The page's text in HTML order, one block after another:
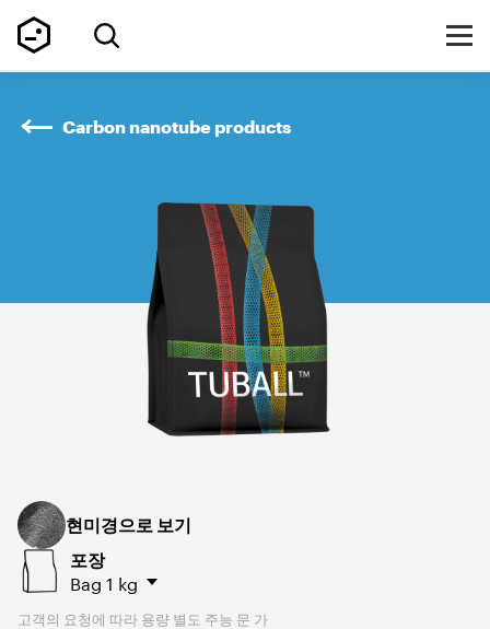
Carbon nanotube products
포장
Bag 1 kg
고객의 요청에 따라 용량 별도 주능 문 가
현미경으로 보기